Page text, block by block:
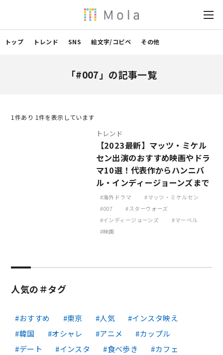
トップ トレンド SNS 絵文字/コピペ その他
「#007」の記事一覧
1 件あり 1件を表示しています
トレンド
【2023最新】マッツ・ミケル
セン出演のおすすめ映画やドラ
マ10選！代表作からハンニバ
ル・インディージョーンズまで
海外ドラマ
マッツ・ミケルセン
007
スターウォーズ
インディージョーンズ
マーベル
映画
人気の＃タグ
おすすめ 東京 人気
インスタ映え
韓国
オシャレ アニメ
カップル
デート
インスタ 食べ歩き
カフェ